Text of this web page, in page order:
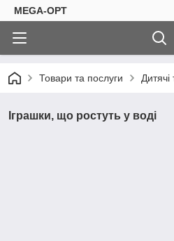
MEGA-OPT
Товари та послуги Дитячі
Іграшки, що ростуть у воді